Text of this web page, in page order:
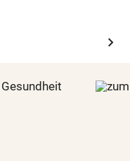
chevron_right